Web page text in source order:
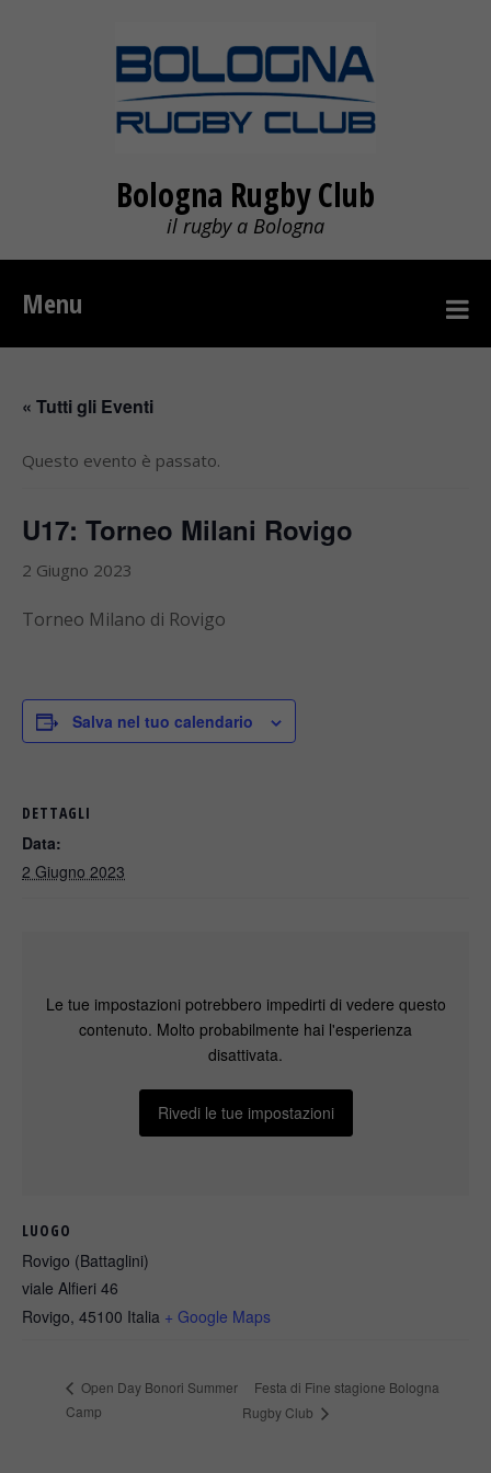
Bologna Rugby Club
il rugby a Bologna
Menu
« Tutti gli Eventi
Questo evento è passato.
U17: Torneo Milani Rovigo
2 Giugno 2023
Torneo Milano di Rovigo
Salva nel tuo calendario
DETTAGLI
Data:
2 Giugno 2023
LUOGO
Rovigo (Battaglini)
viale Alfieri 46
Rovigo, 45100 Italia + Google Maps
Le tue impostazioni potrebbero impedirti di vedere questo
contenuto. Molto probabilmente hai l'esperienza
disattivata.
Rivedi le tue impostazioni
Open Day Bonori Summer
Camp
Festa di Fine stagione Bologna
Rugby Club